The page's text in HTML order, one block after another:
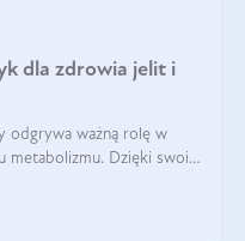
dla zdrowia jelit i
odgrywa ważną rolę w
metabolizmu. Dzięki swoim